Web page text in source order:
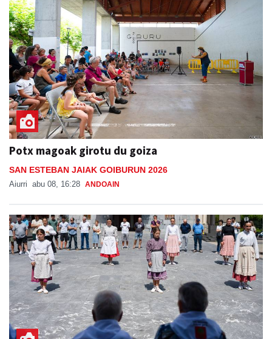
Potx magoak girotu du goiza
SAN ESTEBAN JAIAK GOIBURUN 2026
Aiurri abu 08, 16:28 ANDOAIN